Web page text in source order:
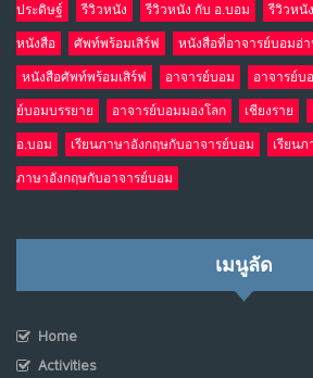
ประดิษฐ์ รีวิวหนัง รีวิวหนัง กับ อ.บอม รีวิวหนั
หนังสือ ศัพท์พร้อมเสิร์ฟ หนังสือที่อาจารย์บอมอ่
หนังสือศัพท์พร้อมเสิร์ฟ อาจารย์บอม อาจารย์บ
ย์บอมบรรยาย อาจารย์บอมมองโลก เชียงราย
อ.บอม เรียนภาษาอังกฤษกับอาจารย์บอม เรียน
ภาษาอังกฤษกับอาจารย์บอม
เมนูลัด
Home
Activities